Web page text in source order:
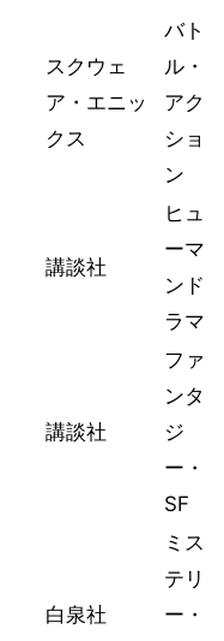
スクウェ
ア・エニッ
クス
バト
ル・
アク
ショ
ン
講談社
ヒュ
ーマ
ンド
ラマ
講談社
ファ
ンタ
ジ
ー・
SF
白泉社
ミス
テリ
ー・